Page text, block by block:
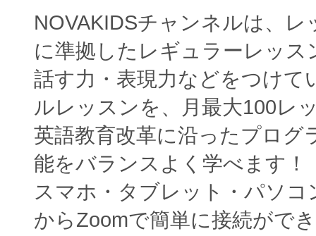
NOVAKIDSチャンネルは、
に準拠したレギュラーレッス
話す力・表現力などをつけて
ルレッスンを、月最大100レ
英語教育改革に沿ったプログ
能をバランスよく学べます！
スマホ・タブレット・パソコ
からZoomで簡単に接続がで